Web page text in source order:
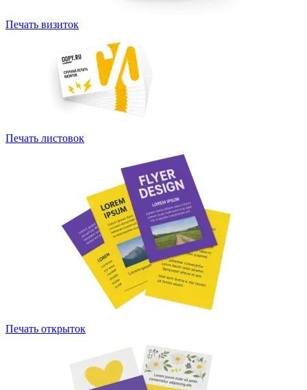
Печать визиток
Печать листовок
Печать открыток